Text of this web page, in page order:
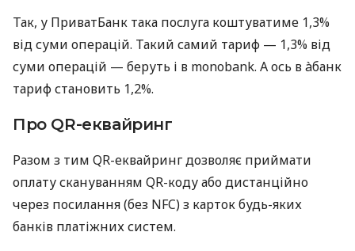
Так, у ПриватБанк така послуга коштуватиме 1,3%
від суми операцій. Такий самий тариф — 1,3% від
суми операцій — беруть і в monobank. А ось в àбанк
тариф становить 1,2%.
Про QR-еквайринг
Разом з тим QR-еквайринг дозволяє приймати
оплату скануванням QR-коду або дистанційно
через посилання (без NFC) з карток будь-яких
банків платіжних систем.